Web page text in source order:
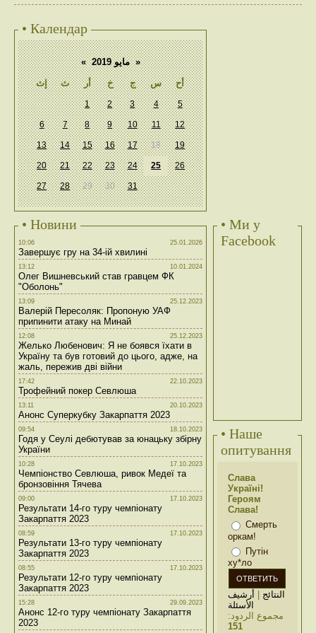
• Календар
« مايو 2019 »
إث
ث أر خ ج س أح
1 2 3 4 5
6 7 8 9 10 11 12
13 14 15 16 17 18 19
20 21 22 23 24 25 26
27 28 29 30 31
• Новини
10:06 25.01.2026
Завершує гру на 34-ій хвилині
13:12 10.01.2024
Олег Вишневський став гравцем ФК
"Оболонь"
13:09 25.12.2023
Валерій Пересоляк: Пропоную УАФ
припинити атаку на Минай
12:08 25.12.2023
Желько Любенович: Я не боявся їхати в
Україну та був готовий до цього, адже, на
жаль, пережив дві війни
17:42 22.10.2023
Трофейний покер Севлюша
13:11 20.10.2023
Анонс Суперкубку Закарпаття 2023
09:54 18.10.2023
Годя у Сеулі дебютував за юнацьку збірну
України
10:28 17.10.2023
Чемпіонство Севлюша, ривок Медеї та
бронзовіння Тячева
09:00 17.10.2023
Результати 14-го туру чемпіонату
Закарпаття 2023
08:59 17.10.2023
Результати 13-го туру чемпіонату
Закарпаття 2023
08:55 17.10.2023
Результати 12-го туру чемпіонату
Закарпаття 2023
15:28 29.09.2023
Анонс 12-го туру чемпіонату Закарпаття
2023
• Ми у
Facebook
• Наше
опитування
Слава
Україні!
Героям
Слава!
Смерть
оркам!
Путін
ху*ло
النتائج | أرشيف
الأسئلة
مجموع الردود:
151